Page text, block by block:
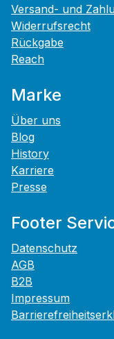
Versand- und
Widerrufsrecht
Rückgabe
Reach
Marke
Über uns
Blog
History
Karriere
Presse
Footer
Datenschutz
AGB
B2B
Impressum